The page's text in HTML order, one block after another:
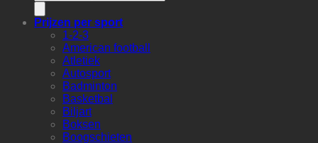
Prijzen per sport
1-2-3
American football
Atletiek
Autosport
Badminton
Basketbal
Biljart
Boksen
Boogschieten